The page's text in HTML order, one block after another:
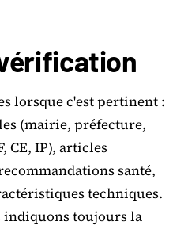
lorsque c'est pertinent :
(mairie, préfecture,
CE, IP), articles
santé,
techniques.
indiquons toujours la